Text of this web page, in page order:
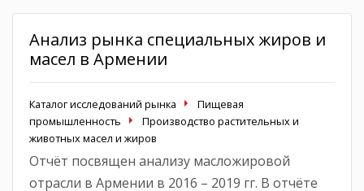
Анализ рынка специальных жиров и
масел в Армении
Каталог исследований рынка
Пищевая
промышленность
Производство растительных и
животных масел и жиров
Отчёт посвящен анализу масложировой
отрасли в Армении в 2016 – 2019 гг. В отчёте